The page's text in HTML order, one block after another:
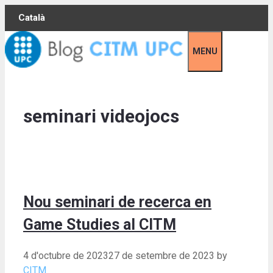
Skip
content
Català
MENU
seminari videojocs
Nou seminari de recerca en
Game Studies al CITM
4 d'octubre de 202327 de setembre de 2023 by
CITM